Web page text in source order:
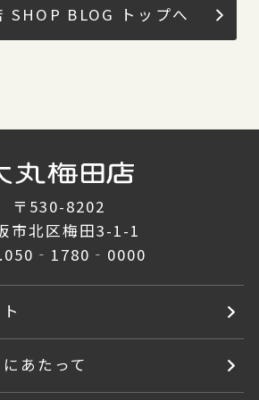
SHOP BLOG トップへ
〒530-8202
市北区梅田3-1-1
050‐1780‐0000
あたって